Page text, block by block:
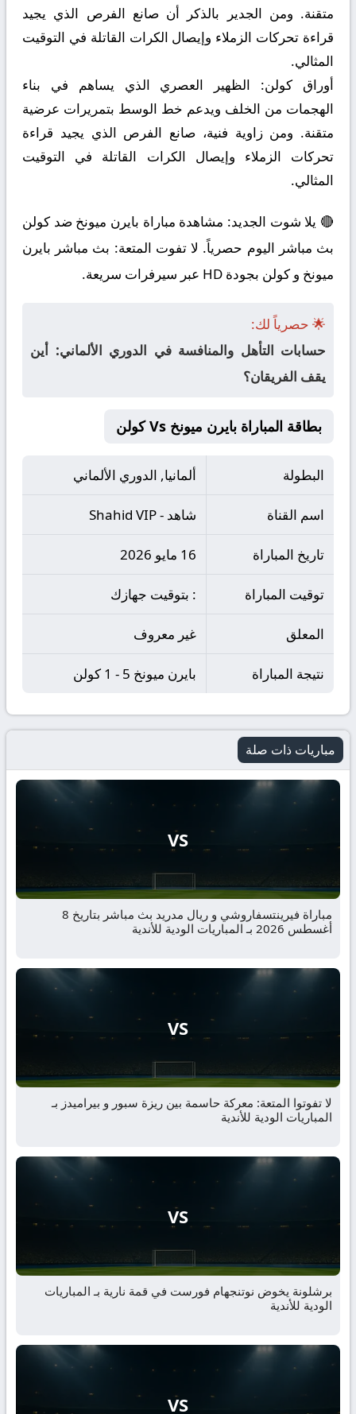
متقنة. ومن الجدير بالذكر أن صانع الفرص الذي يجيد
قراءة تحركات الزملاء وإيصال الكرات القاتلة في التوقيت
المثالي.
أوراق كولن: الظهير العصري الذي يساهم في بناء
الهجمات من الخلف ويدعم خط الوسط بتمريرات عرضية
متقنة. ومن زاوية فنية، صانع الفرص الذي يجيد قراءة
تحركات الزملاء وإيصال الكرات القاتلة في التوقيت
المثالي.
🔴 يلا شوت الجديد: مشاهدة مباراة بايرن ميونخ ضد كولن
بث مباشر اليوم حصرياً. لا تفوت المتعة: بث مباشر بايرن
ميونخ و كولن بجودة HD عبر سيرفرات سريعة.
🌟 حصرياً لك:
حسابات التأهل والمنافسة في الدوري الألماني: أين
يقف الفريقان؟
بطاقة المباراة بايرن ميونخ Vs كولن
البطولة ألمانيا, الدوري الألماني
اسم القناة شاهد - Shahid VIP
تاريخ المباراة 16 مايو 2026
توقيت المباراة : بتوقيت جهازك
المعلق غير معروف
نتيجة المباراة بايرن ميونخ 5 - 1 كولن
مباريات ذات صلة
VS
مباراة فيرينتسفاروشي و ريال مدريد بث مباشر بتاريخ 8
أغسطس 2026 بـ المباريات الودية للأندية
VS
لا تفوتوا المتعة: معركة حاسمة بين ريزة سبور و بيراميدز بـ
المباريات الودية للأندية
VS
برشلونة يخوض نوتنجهام فورست في قمة نارية بـ المباريات
الودية للأندية
VS